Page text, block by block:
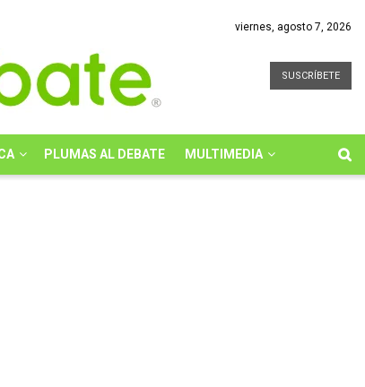
viernes, agosto 7, 2026
SUSCRÍBETE
PLUMAS AL DEBATE MULTIMEDIA